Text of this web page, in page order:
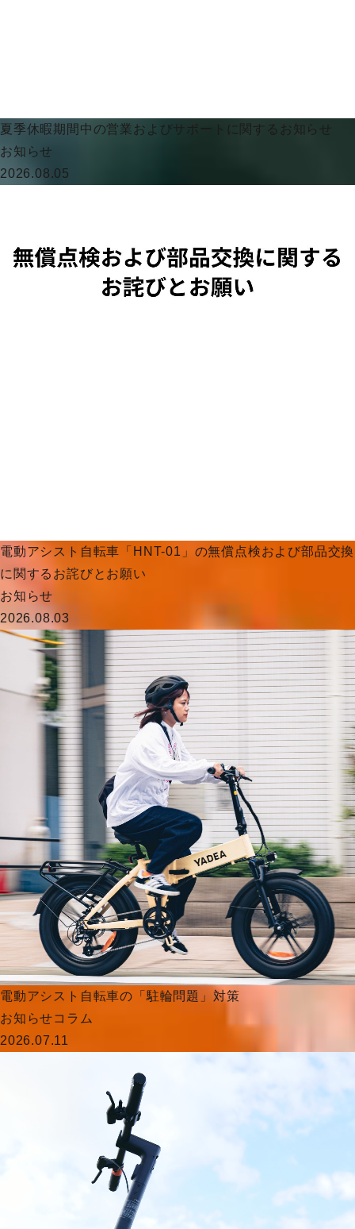
夏季休暇期間中の営業およびサポートに関するお知らせ
お知らせ
2026.08.05
電動アシスト自転車「HNT-01」の無償点検および部品交換
に関するお詫びとお願い
お知らせ
2026.08.03
電動アシスト自転車の「駐輪問題」対策
お知らせコラム
2026.07.11